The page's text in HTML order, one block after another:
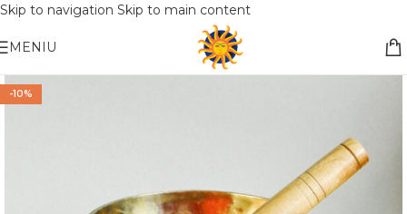
Skip to navigation Skip to main content
Nemokamas pristatymas į paštomatą apsiperkant už 30€!!
MENIU
-10%